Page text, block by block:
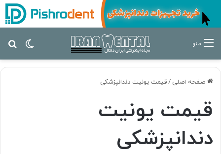
تغییر منو
صفحه اصلی /قیمت یونیت دندانپزشکی
قیمت یونیت
دندانپزشکی